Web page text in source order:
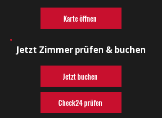
Karte öffnen
Jetzt Zimmer prüfen & buchen
Jetzt buchen
Check24 prüfen